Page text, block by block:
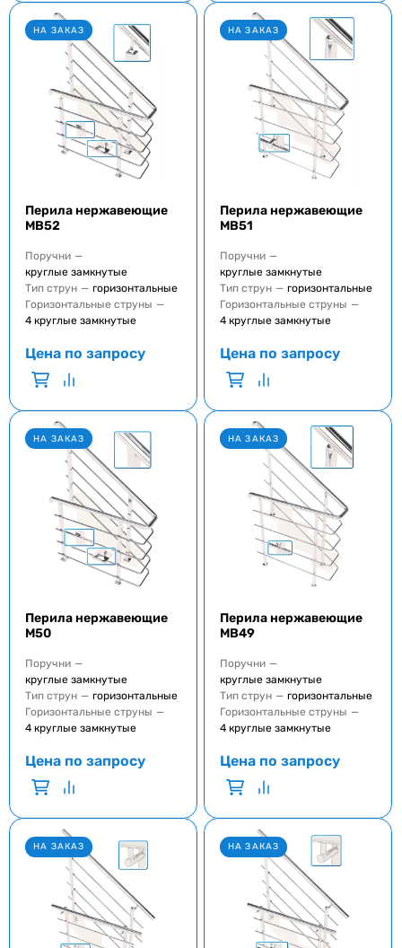
НА ЗАКАЗ
Перила нержавеющие
MB52
Поручни —
круглые замкнутые
Тип струн — горизонтальные
Горизонтальные струны —
4 круглые замкнутые
Цена по запросу
НА ЗАКАЗ
Перила нержавеющие
MB51
Поручни —
круглые замкнутые
Тип струн — горизонтальные
Горизонтальные струны —
4 круглые замкнутые
Цена по запросу
НА ЗАКАЗ
Перила нержавеющие
M50
Поручни —
круглые замкнутые
Тип струн — горизонтальные
Горизонтальные струны —
4 круглые замкнутые
Цена по запросу
НА ЗАКАЗ
Перила нержавеющие
MB49
Поручни —
круглые замкнутые
Тип струн — горизонтальные
Горизонтальные струны —
4 круглые замкнутые
Цена по запросу
НА ЗАКАЗ НА ЗАКАЗ